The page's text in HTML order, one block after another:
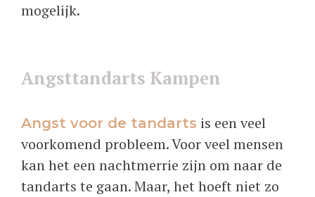
mogelijk.
Angsttandarts Kampen
Angst voor de tandarts is een veel
voorkomend probleem. Voor veel mensen
kan het een nachtmerrie zijn om naar de
tandarts te gaan. Maar, het hoeft niet zo